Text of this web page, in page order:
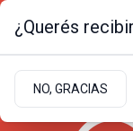
¿Querés
NO, GRACIAS